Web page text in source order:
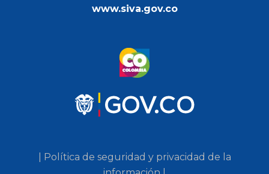
www.siva.gov.co
| Política de seguridad y privacidad de la